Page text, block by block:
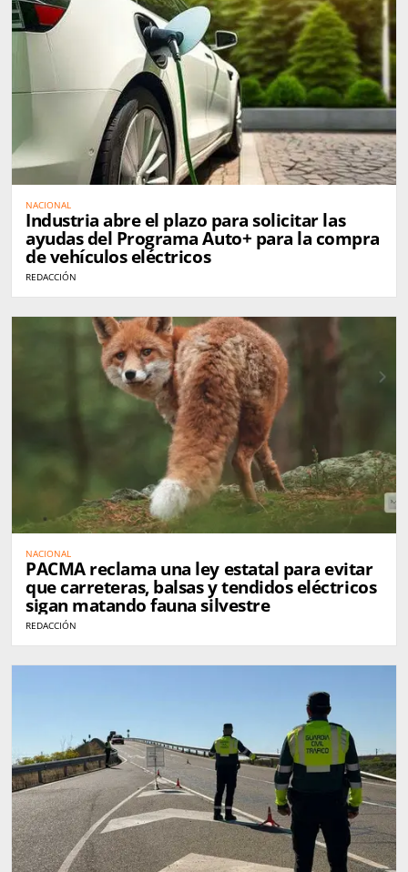
NACIONAL
Industria abre el plazo para solicitar las
ayudas del Programa Auto+ para la compra
de vehículos eléctricos
REDACCIÓN
NACIONAL
PACMA reclama una ley estatal para evitar
que carreteras, balsas y tendidos eléctricos
sigan matando fauna silvestre
REDACCIÓN